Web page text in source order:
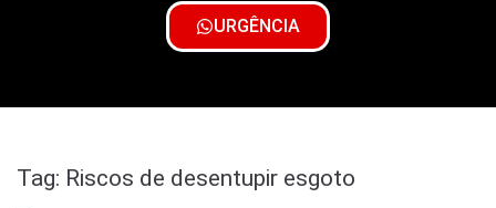
URGÊNCIA
Tag: Riscos de desentupir esgoto